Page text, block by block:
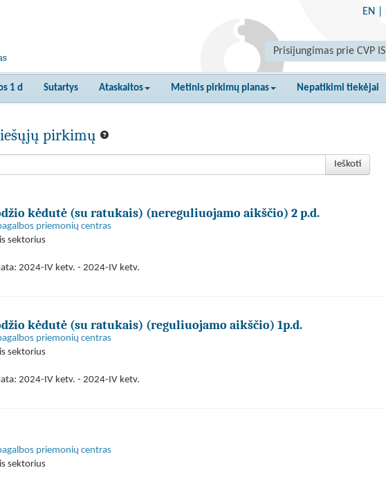
EN
Prisijungimas prie CVP IS
1 d Sutartys Ataskaitos Metinis pirkimų planas Nepatikimi tiekėjai
pirkimų
Ieškoti
kėdutė (su ratukais) (nereguliuojamo aikščio) 2 p.d.
priemonių centras
sektorius
2024-IV ketv. - 2024-IV ketv.
kėdutė (su ratukais) (reguliuojamo aikščio) 1p.d.
priemonių centras
sektorius
2024-IV ketv. - 2024-IV ketv.
priemonių centras
sektorius